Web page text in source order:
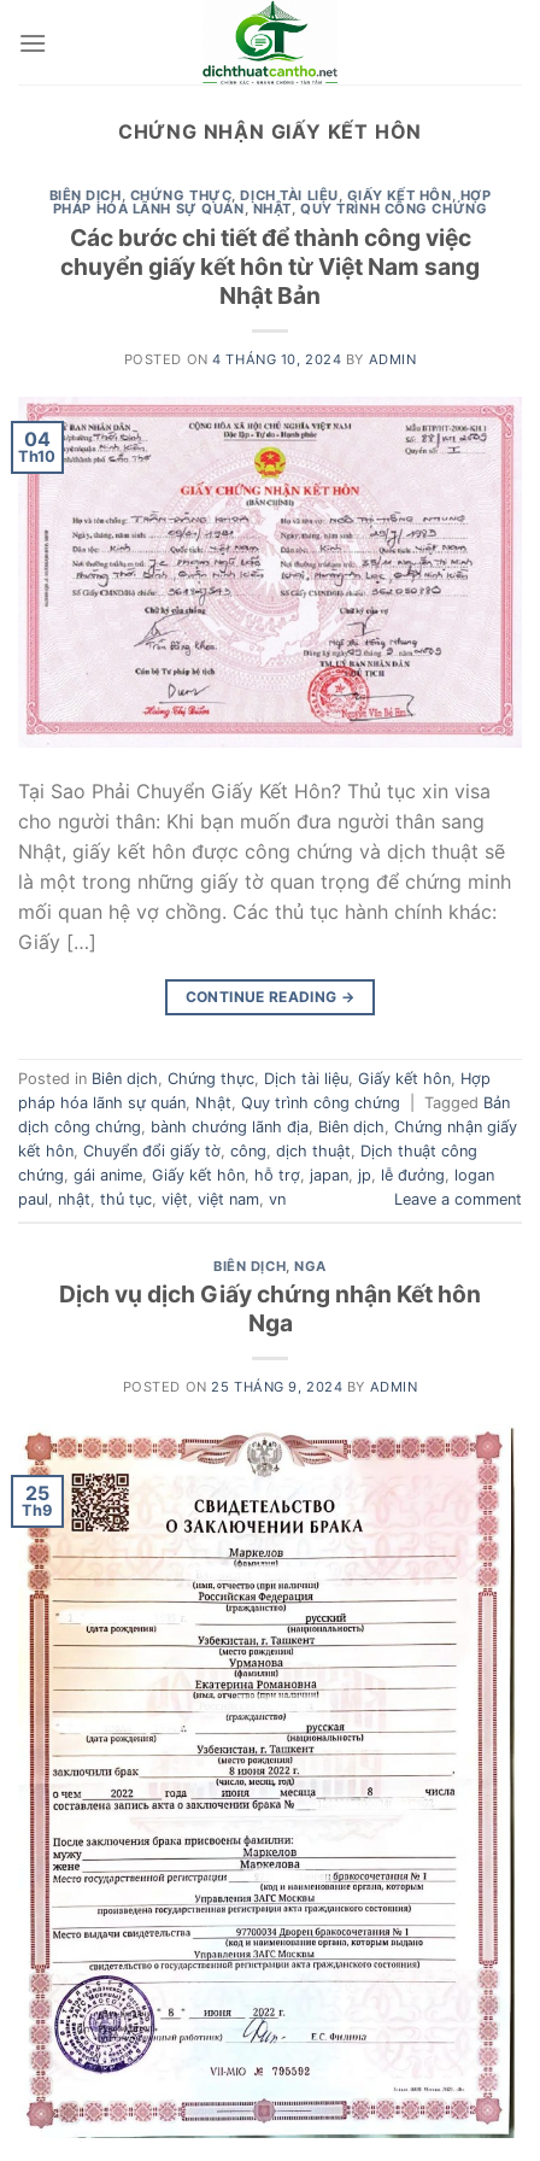
CHỨNG NHẬN GIẤY KẾT HÔN
BIÊN DỊCH, CHỨNG THỰC,DỊCH TÀI LIỆU, GIẤY KẾT HÔN, HỢP
PHÁP HÓA LÃNH SỰ QUÁN,NHẬT,QUY TRÌNH CÔNG CHỨNG
Các bước chi tiết để thành công việc
chuyển giấy kết hôn từ Việt Nam sang
Nhật Bản
POSTED ON4 THÁNG 10, 2024 BY ADMIN
04
Th10
Tại Sao Phải Chuyển Giấy Kết Hôn? Thủ tục xin visa
cho người thân: Khi bạn muốn đưa người thân sang
Nhật, giấy kết hôn được công chứng và dịch thuật sẽ
là một trong những giấy tờ quan trọng để chứng minh
mối quan hệ vợ chồng. Các thủ tục hành chính khác:
Giấy […]
CONTINUE READING →
Posted in Biên dịch, Chứng thực, Dịch tài liệu, Giấy kết hôn, Hợp
pháp hóa lãnh sự quán, Nhật, Quy trình công chứng Tagged Bản
dịch công chứng, bành chướng lãnh địa, Biên dịch, Chứng nhận giấy
kết hôn, Chuyển đổi giấy tờ, công, dịch thuật, Dịch thuật công
chứng, gái anime, Giấy kết hôn, hỗ trợ, japan, jp, lễ đưởng, logan
paul, nhật, thủ tục, việt, việt nam, vn Leave a comment
BIÊN DỊCH,NGA
Dịch vụ dịch Giấy chứng nhận Kết hôn
Nga
POSTED ON25 THÁNG 9, 2024 BY ADMIN
25
Th9